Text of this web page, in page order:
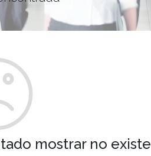
mostrar no existe